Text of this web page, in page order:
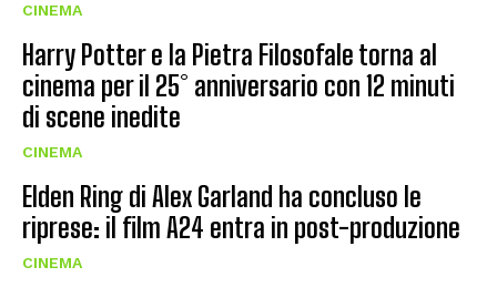
CINEMA
Harry Potter e la Pietra Filosofale torna al
cinema per il 25° anniversario con 12 minuti
di scene inedite
CINEMA
Elden Ring di Alex Garland ha concluso le
riprese: il film A24 entra in post-produzione
CINEMA